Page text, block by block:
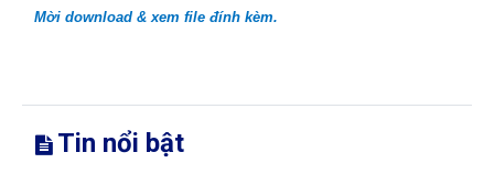
Mời download & xem file đính kèm.
Tin nổi bật